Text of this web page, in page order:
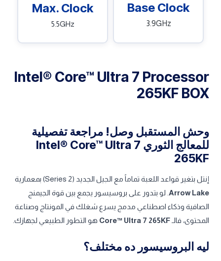
Base Clock
3.9GHz
Max. Clock
5.5GHz
Intel® Core™ Ultra 7 Processor
265KF BOX
وحش المستقبل وصل! مراجعة تفصيلية
للمعالج الثوري Intel® Core™ Ultra 7
265KF
إنتل بتغير قواعد اللعبة تماماً مع الجيل الجديد (Series 2) بمعمارية
Arrow Lake . لو بتدور على بروسيسور يجمع بين قوة الجيمنج
الصافية وذكاء اصطناعي مدمج يسرع شغلك في المونتاج وصناعة
المحتوى، فالـ Core™ Ultra 7 265KF هو التطور الطبيعي لجهازك.
ليه البروسيسور ده مختلف؟